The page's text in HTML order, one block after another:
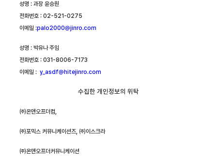
성명 : 과장 윤승원
전화번호 : 02-521-0275
이메일 :palo2000@jinro.com
성명 : 박유나 주임
전화번호 : 031-8006-7173
이메일 : y_asdf@hitejinro.com
수집한 개인정보의 위탁
㈜온앤오프더컴,
㈜포믹스 커뮤니케이션즈, ㈜이스크라
㈜온앤오프더커뮤니케이션